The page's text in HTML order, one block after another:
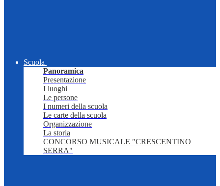
Scuola
Panoramica
Presentazione
I luoghi
Le persone
I numeri della scuola
Le carte della scuola
Organizzazione
La storia
CONCORSO MUSICALE "CRESCENTINO
SERRA"